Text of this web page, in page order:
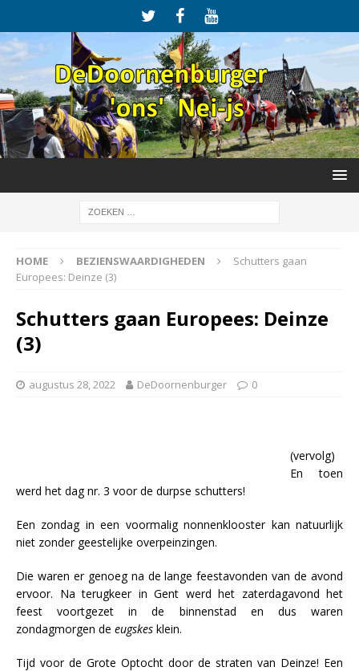
HOME BEZIENSWAARDIGHEDEN
Schutters gaan
Europees: Deinze (3)
Schutters gaan Europees: Deinze
(3)
augustus 28, 2022 DeDoornenburger 0
(vervolg)
En toen
werd het dag nr. 3 voor de durpse schutters!
Een zondag in een voormalig nonnenklooster kan natuurlijk
niet zonder geestelijke overpeinzingen.
Die waren er genoeg na de lange feestavonden van de avond
ervoor. Na terugkeer in Gent werd het zaterdagavond het
feest voortgezet in de binnenstad en dus waren
zondagmorgen de eugskes klein.
Tijd voor de Grote Optocht door de straten van Deinze! Een